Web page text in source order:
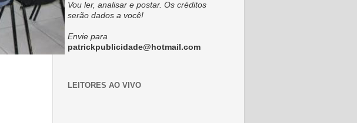
Vou ler, analisar e postar. Os créditos
serão dados a você!
Envie para
patrickpublicidade@hotmail.com
LEITORES AO VIVO